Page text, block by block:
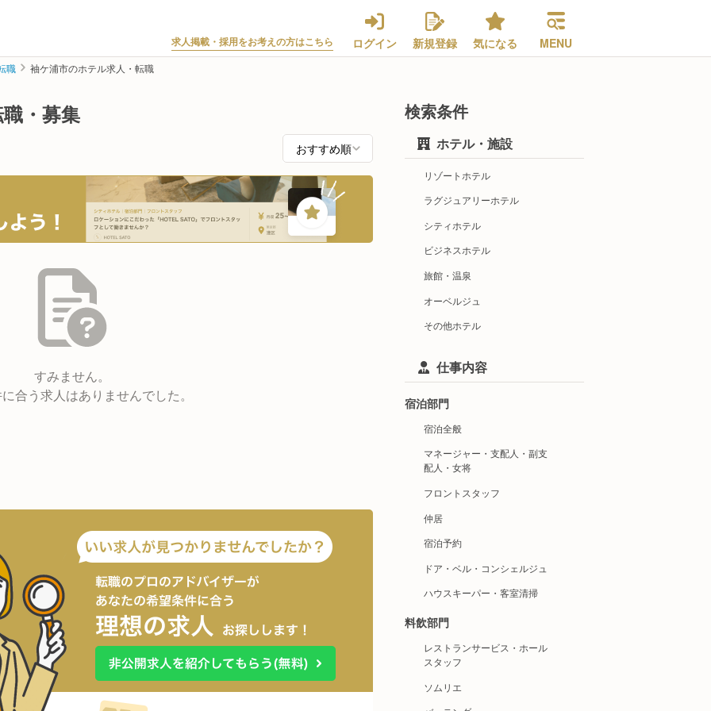
求人掲載・採用をお考えの方はこちら ログイン 新規登録 気になる MENU
職 袖ケ浦市のホテル求人・転職
・募集
すみません。
合う求人はありませんでした。
検索条件
ホテル・施設
リゾートホテル
ラグジュアリーホテル
シティホテル
ビジネスホテル
旅館・温泉
オーベルジュ
その他ホテル
仕事内容
宿泊部門
宿泊全般
マネージャー・支配人・副支
配人・女将
フロントスタッフ
仲居
宿泊予約
ドア・ベル・コンシェルジュ
ハウスキーパー・客室清掃
料飲部門
レストランサービス・ホール
スタッフ
ソムリエ